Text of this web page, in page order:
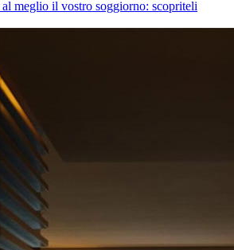
meglio il vostro soggiorno: scopriteli